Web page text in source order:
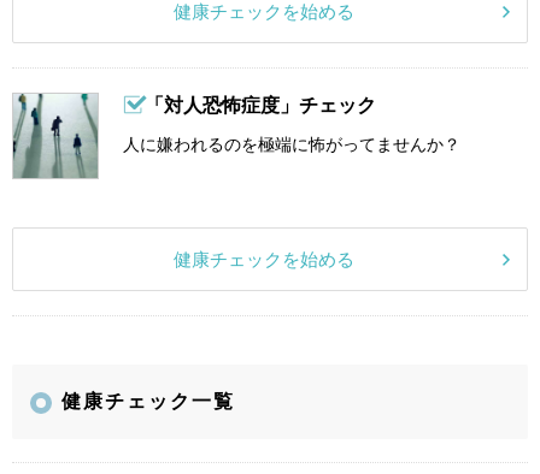
健康チェックを始める
「対人恐怖症度」チェック
人に嫌われるのを極端に怖がってませんか？
健康チェックを始める
健康チェック一覧